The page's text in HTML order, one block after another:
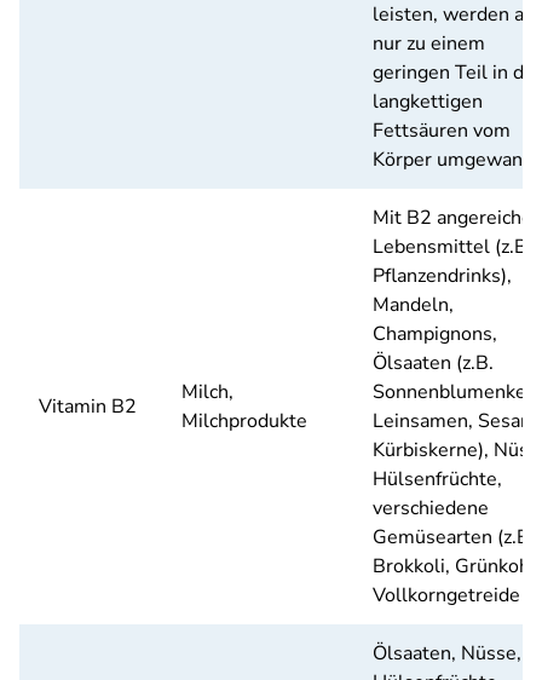
leisten, werden
nur zu einem
geringen Teil in die
langkettigen
Fettsäuren vom
Körper
Vitamin B2
Milch,
Milchprodukte
Mit B2
Lebensmittel (z.B.
Pflanzendrinks),
Mandeln,
Champignons,
Ölsaaten (z.B.
Leinsamen, Sesam,
Kürbiskerne),
Hülsenfrüchte,
verschiedene
Gemüsearten (z.B.
Brokkoli,
Vollkorngetreide
Ölsaaten, Nüsse,